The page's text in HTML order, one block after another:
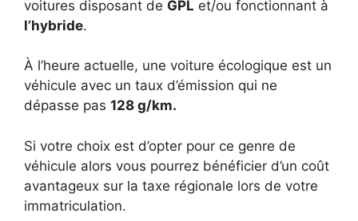
voitures disposant de GPL et/ou fonctionnant à
l’hybride.
À l’heure actuelle, une voiture écologique est un
véhicule avec un taux d’émission qui ne
dépasse pas 128 g/km.
Si votre choix est d’opter pour ce genre de
véhicule alors vous pourrez bénéficier d’un coût
avantageux sur la taxe régionale lors de votre
immatriculation.